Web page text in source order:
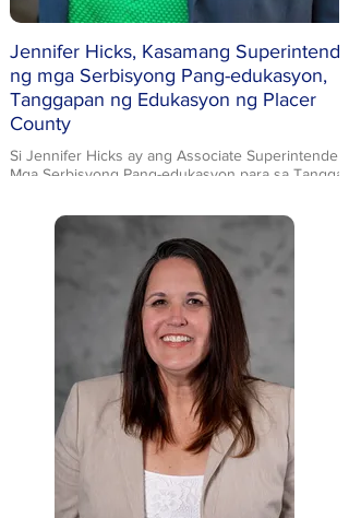
Jennifer Hicks, Kasamang
ng mga Serbisyong Pang-edukasyon,
Tanggapan ng Edukasyon ng Placer
County
Si Jennifer Hicks ay ang Associate Superintendent
Mga Serbisyong Pang-edukasyon para sa
Learning, Equity Innovation and Support, at
Leadership and Learning Collaborative sa PCOE. Si
Gng. Hicks ay may BA sa Liberal Studies mula sa
Sacramento at MS sa Educational Leadership mula
Walden University. Matagumpay niyang isinasama
isang balangkas para sa pagpapabuti at
implementasyon ng agham sa propesyonal na
pagkatuto, coaching, at mga kasanayan sa
Nagdidisenyo at nagpapatupad siya ng mga
at serbisyo na nagtataguyod ng mga kasanayan sa
pagpapabuti ng paaralan batay sa pananaliksik at
nagsisilbi sa magkakaibang pangangailangan ng
mag-aaral. Si Gng. Hicks ay isang WestEd Equity
Accelerator Fellow at may hilig sa pagtiyak ng
pagkakapantay-pantay at paglikha ng napapanatiling
pagbabago sa sistema.